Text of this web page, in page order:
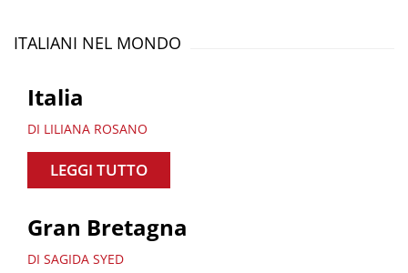
ITALIANI NEL MONDO
Italia
DI LILIANA ROSANO
LEGGI TUTTO
Gran Bretagna
DI SAGIDA SYED